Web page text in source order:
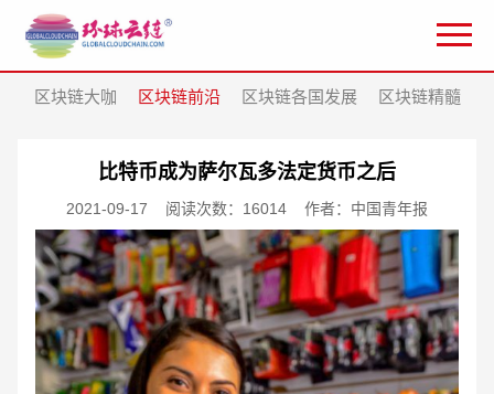
区块链大咖 区块链前沿 区块链各国发展 区块链精髓
比特币成为萨尔瓦多法定货币之后
2021-09-17 阅读次数：16014 作者：中国青年报